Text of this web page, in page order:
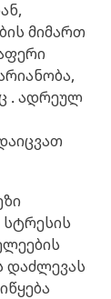
მიმართ
. ადრეულ
სტრესის
დაძლევას